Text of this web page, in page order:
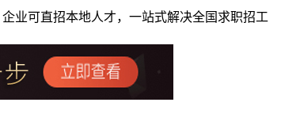
业可直招本地人才，一站式解决全国求职招工